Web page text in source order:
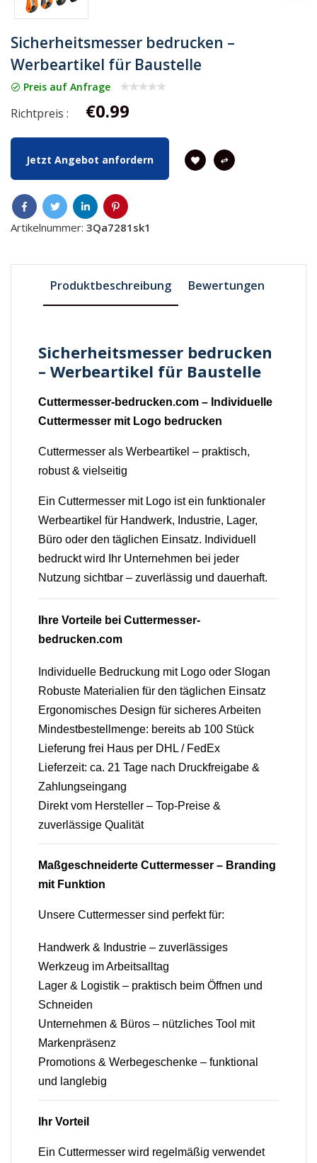
Sicherheitsmesser bedrucken –
Werbeartikel für Baustelle
Preis auf Anfrage
Richtpreis : €0.99
Jetzt Angebot anfordern
Artikelnummer: 3Qa7281sk1
Produktbeschreibung Bewertungen
Sicherheitsmesser bedrucken
– Werbeartikel für Baustelle
Cuttermesser-bedrucken.com – Individuelle
Cuttermesser mit Logo bedrucken
Cuttermesser als Werbeartikel – praktisch,
robust & vielseitig
Ein Cuttermesser mit Logo ist ein funktionaler
Werbeartikel für Handwerk, Industrie, Lager,
Büro oder den täglichen Einsatz. Individuell
bedruckt wird Ihr Unternehmen bei jeder
Nutzung sichtbar – zuverlässig und dauerhaft.
Ihre Vorteile bei Cuttermesser-
bedrucken.com
Individuelle Bedruckung mit Logo oder Slogan
Robuste Materialien für den täglichen Einsatz
Ergonomisches Design für sicheres Arbeiten
Mindestbestellmenge: bereits ab 100 Stück
Lieferung frei Haus per DHL / FedEx
Lieferzeit: ca. 21 Tage nach Druckfreigabe &
Zahlungseingang
Direkt vom Hersteller – Top-Preise &
zuverlässige Qualität
Maßgeschneiderte Cuttermesser – Branding
mit Funktion
Unsere Cuttermesser sind perfekt für:
Handwerk & Industrie – zuverlässiges
Werkzeug im Arbeitsalltag
Lager & Logistik – praktisch beim Öffnen und
Schneiden
Unternehmen & Büros – nützliches Tool mit
Markenpräsenz
Promotions & Werbegeschenke – funktional
und langlebig
Ihr Vorteil
Ein Cuttermesser wird regelmäßig verwendet